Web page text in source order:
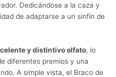
Dedicándose a la caza y
de adaptarse a un sinfín de
y distintivo olfato, lo
diferentes premios y una
A simple vista, el Braco de